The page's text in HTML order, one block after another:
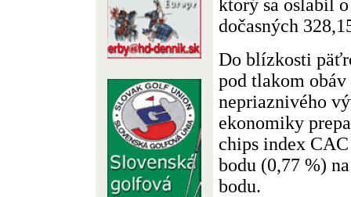
ktorý sa oslabil
dočasných
Do blízkosti
pod tlakom
nepriaznivého
ekonomiky
chips index
bodu (0,77 %)
bodu.